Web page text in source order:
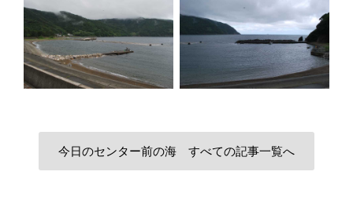
今日のセンター前の海 すべての記事一覧へ